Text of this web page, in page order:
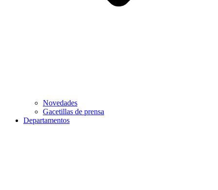
Novedades
Gacetillas de prensa
Departamentos